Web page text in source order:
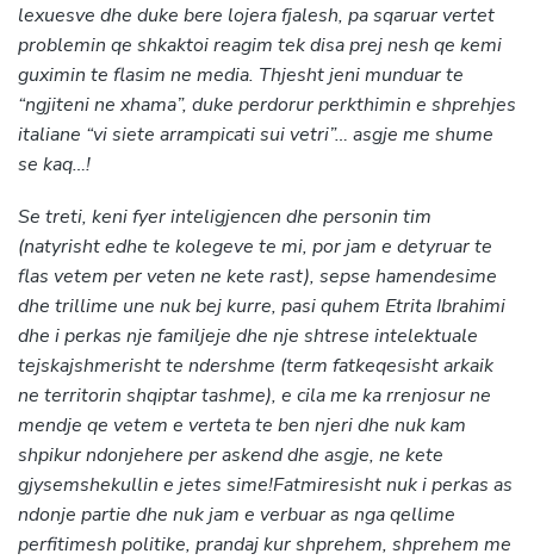
lexuesve dhe duke bere lojera fjalesh, pa sqaruar vertet
problemin qe shkaktoi reagim tek disa prej nesh qe kemi
guximin te flasim ne media. Thjesht jeni munduar te
“ngjiteni ne xhama”, duke perdorur perkthimin e shprehjes
italiane “vi siete arrampicati sui vetri”… asgje me shume
se kaq…!
Se treti, keni fyer inteligjencen dhe personin tim
(natyrisht edhe te kolegeve te mi, por jam e detyruar te
flas vetem per veten ne kete rast), sepse hamendesime
dhe trillime une nuk bej kurre, pasi quhem Etrita Ibrahimi
dhe i perkas nje familjeje dhe nje shtrese intelektuale
tejskajshmerisht te ndershme (term fatkeqesisht arkaik
ne territorin shqiptar tashme), e cila me ka rrenjosur ne
mendje qe vetem e verteta te ben njeri dhe nuk kam
shpikur ndonjehere per askend dhe asgje, ne kete
gjysemshekullin e jetes sime!Fatmiresisht nuk i perkas as
ndonje partie dhe nuk jam e verbuar as nga qellime
perfitimesh politike, prandaj kur shprehem, shprehem me